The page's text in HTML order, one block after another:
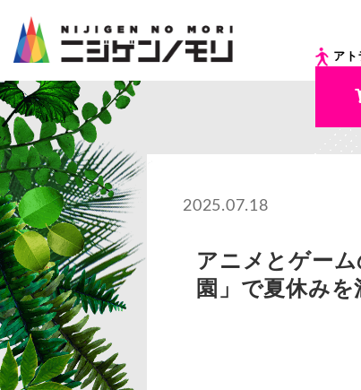
アト
2025.07.18
アニメとゲー
園」で夏休みを